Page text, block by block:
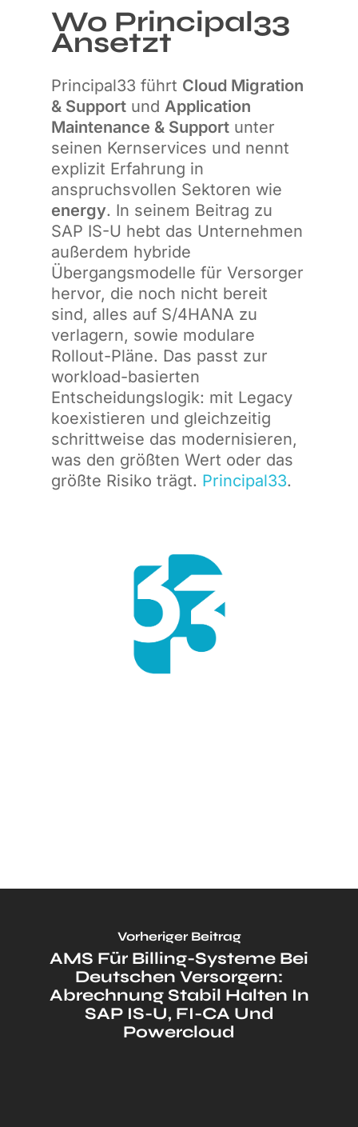
Wo Principal33
Ansetzt
Principal33 führt Cloud Migration
& Support und Application
Maintenance & Support unter
seinen Kernservices und nennt
explizit Erfahrung in
anspruchsvollen Sektoren wie
energy. In seinem Beitrag zu
SAP IS-U hebt das Unternehmen
außerdem hybride
Übergangsmodelle für Versorger
hervor, die noch nicht bereit
sind, alles auf S/4HANA zu
verlagern, sowie modulare
Rollout-Pläne. Das passt zur
workload-basierten
Entscheidungslogik: mit Legacy
koexistieren und gleichzeitig
schrittweise das modernisieren,
was den größten Wert oder das
größte Risiko trägt. Principal33.
Vorheriger Beitrag
AMS Für Billing-Systeme Bei
Deutschen Versorgern:
Abrechnung Stabil Halten In
SAP IS-U, FI-CA Und
Powercloud